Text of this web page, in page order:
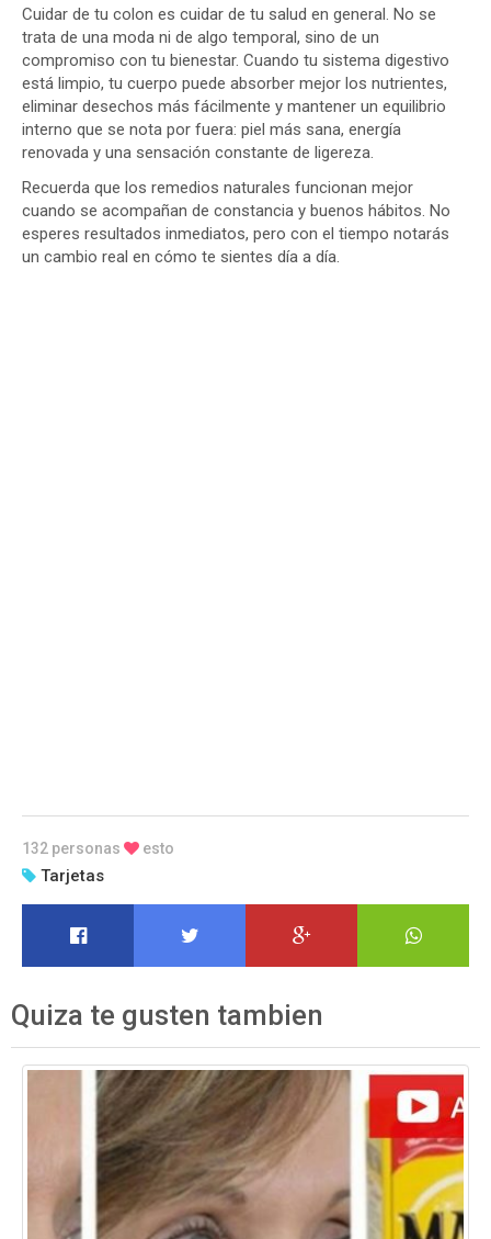
Cuidar de tu colon es cuidar de tu salud en general. No se
trata de una moda ni de algo temporal, sino de un
compromiso con tu bienestar. Cuando tu sistema digestivo
está limpio, tu cuerpo puede absorber mejor los nutrientes,
eliminar desechos más fácilmente y mantener un equilibrio
interno que se nota por fuera: piel más sana, energía
renovada y una sensación constante de ligereza.
Recuerda que los remedios naturales funcionan mejor
cuando se acompañan de constancia y buenos hábitos. No
esperes resultados inmediatos, pero con el tiempo notarás
un cambio real en cómo te sientes día a día.
132 personas esto
Tarjetas
Quiza te gusten tambien